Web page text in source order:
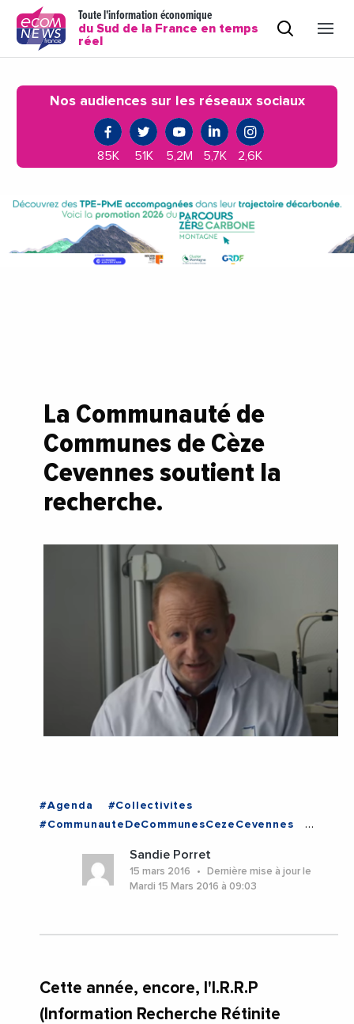
Toute l'information économique
du Sud de la France en temps
réel
Nos audiences sur les réseaux sociaux
85K 51K 5,2M 5,7K 2,6K
La Communauté de
Communes de Cèze
Cevennes soutient la
recherche.
#Agenda
#Collectivites
#CommunauteDeCommunesCezeCevennes
Sandie Porret
15 mars 2016
Dernière mise à jour le
Mardi 15 Mars 2016 à 09:03
Cette année, encore, l'I.R.R.P
(Information Recherche Rétinite